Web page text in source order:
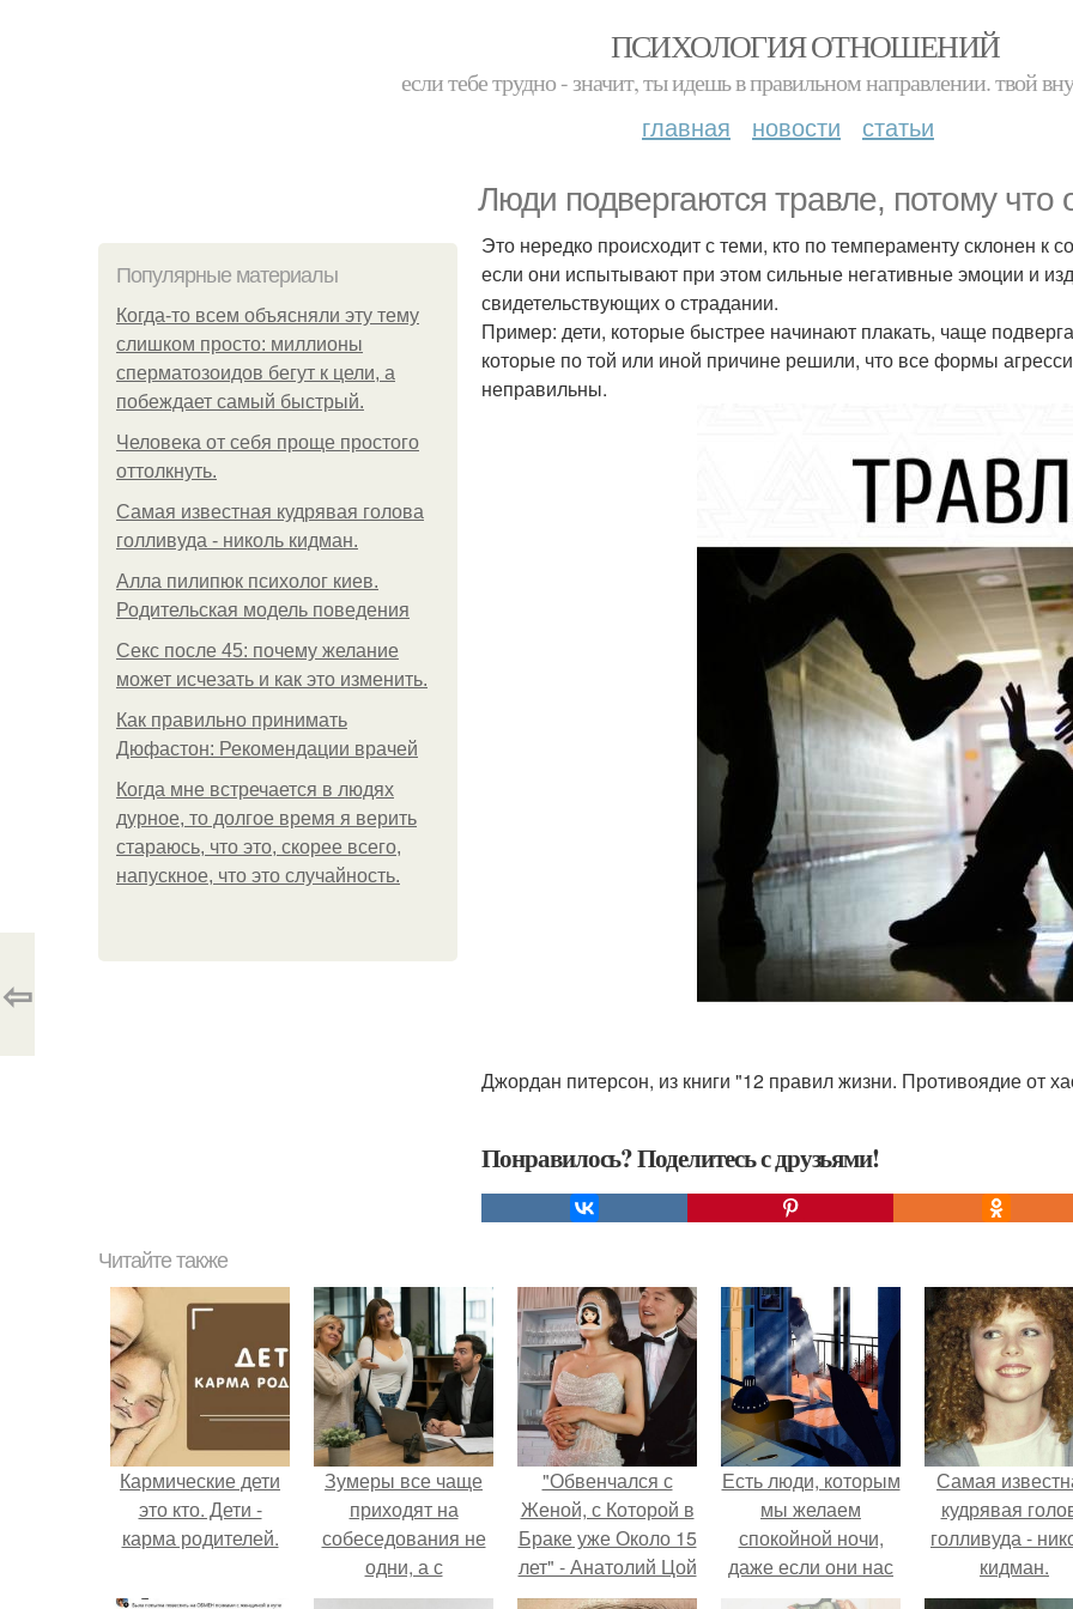
ПСИХОЛОГИЯ ОТНОШЕНИЙ
если тебе трудно - значит, ты идешь в правильном направлении. твой
главная новости статьи
Люди подвергаются травле, потому что
Популярные материалы
Когда-то всем объясняли эту тему
слишком просто: миллионы
сперматозоидов бегут к цели, а
побеждает самый быстрый.
Человека от себя проще простого
оттолкнуть.
Самая известная кудрявая голова
голливуда - николь кидман.
Алла пилипюк психолог киев.
Родительская модель поведения
Секс после 45: почему желание
может исчезать и как это изменить.
Как правильно принимать
Дюфастон: Рекомендации врачей
Когда мне встречается в людях
дурное, то долгое время я верить
стараюсь, что это, скорее всего,
напускное, что это случайность.
Это нередко происходит с теми, кто по темпераменту склонен
если они испытывают при этом сильные негативные эмоции и
свидетельствующих о страдании.
Пример: дети, которые быстрее начинают плакать, чаще
которые по той или иной причине решили, что все формы
неправильны.
Джордан питерсон, из книги "12 правил жизни. Противоядие от
Понравилось? Поделитесь с друзьями!
⇦
Читайте также
Кармические дети
это кто. Дети -
карма родителей.
Зумеры все чаще
приходят на
собеседования не
одни, а с
родителями,
"Обвенчался с
Женой, с Которой в
Браке уже Около 15
лет" - Анатолий Цой
удивил
Есть люди, которым
мы желаем
спокойной ночи,
даже если они нас
не слышат.
Самая
кудрявая
голливуда -
кидман.